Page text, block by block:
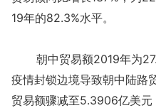
19年的82.3%水平。
朝中贸易额2019年为
疫情封锁边境导致朝中陆路
贸易额骤减至5.3906亿美